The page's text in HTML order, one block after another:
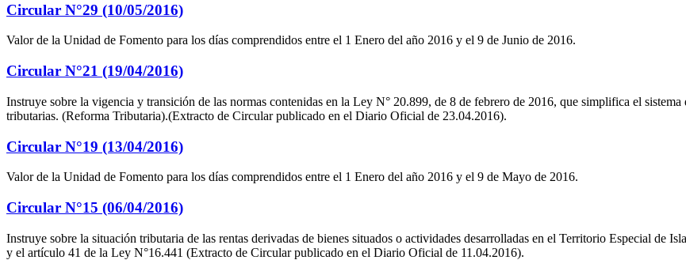
Circular N°29 (10/05/2016)
Valor de la Unidad de Fomento para los días comprendidos entre el 1 Enero del año 2016 y el 9 de Junio de 2016.
Circular N°21 (19/04/2016)
Instruye sobre la vigencia y transición de las normas contenidas en la Ley N° 20.899, de 8 de febrero de 2016, que simplifica el
tributarias. (Reforma Tributaria).(Extracto de Circular publicado en el Diario Oficial de 23.04.2016).
Circular N°19 (13/04/2016)
Valor de la Unidad de Fomento para los días comprendidos entre el 1 Enero del año 2016 y el 9 de Mayo de 2016.
Circular N°15 (06/04/2016)
Instruye sobre la situación tributaria de las rentas derivadas de bienes situados o actividades desarrolladas en el Territorio Especial de
y el artículo 41 de la Ley N°16.441 (Extracto de Circular publicado en el Diario Oficial de 11.04.2016).